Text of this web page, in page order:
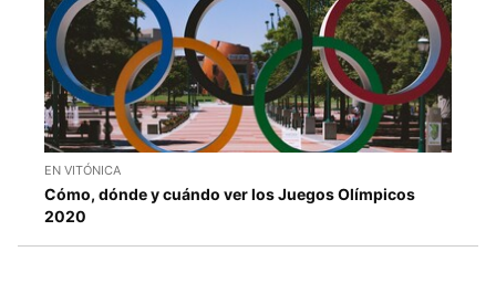
EN VITÓNICA
Cómo, dónde y cuándo ver los Juegos Olímpicos
2020